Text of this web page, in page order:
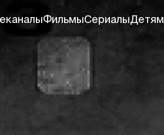
ФильмыСериалыДетям